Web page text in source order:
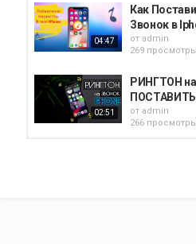
04:47
Как
Звонок в
от admin
269 просмотры
02:51
РИНГТОН на
от admin
266 просмотры